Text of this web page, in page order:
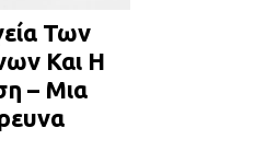
Των
Και Η
– Μια